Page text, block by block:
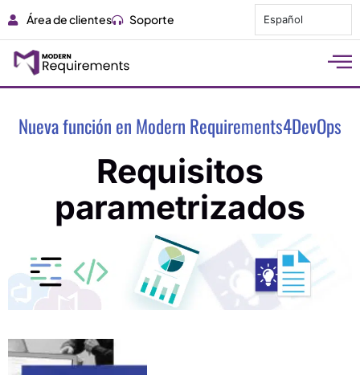
Área de clientes Soporte Español
Nueva función en Modern Requirements4DevOps
Requisitos
parametrizados